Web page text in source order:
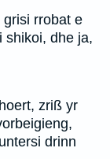
rrobat e
shikoi, dhe ja,
zriß yr
drinn